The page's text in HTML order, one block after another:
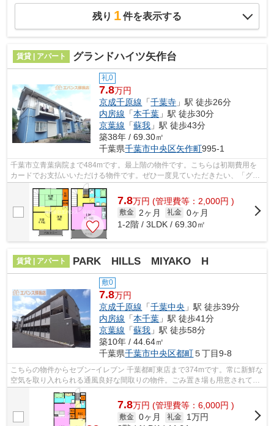
残り 1件を表示する
賃貸 | アパート グランドハイツ⽮作台
礼0
7.8万円
京成千原線 「千葉寺 」駅 徒歩26分
内房線 「本千葉 」駅 徒歩30分
京葉線 「蘇我 」駅 徒歩43分
築38年 / 69.30㎡
千葉県千葉市中央区矢作町995-1
千葉市立青葉病院まで484mです。最上階の物件です。こちらは初期費用を
カードでお支払いいただける物件です。ぜひ一度見ていただきたい、「グラ
ンドハイツ⽮作台」です。私達エバンス...
7.8万円 (管理費等：2,000円 )
敷金 2ヶ月 礼金 0ヶ月
1-2階 / 3LDK / 69.30㎡
賃貸 | アパート PARK HILLS MIYAKO H
敷0
7.8万円
京成千原線 「千葉中央 」駅 徒歩39分
内房線 「本千葉 」駅 徒歩41分
京葉線 「蘇我 」駅 徒歩58分
築10年 / 44.64㎡
千葉県千葉市中央区都町５丁目9-8
こちらの物件からセブン−イレブン 千葉都町東店まで374mです。常に新鮮な
空気を取り入れられる通風良好な間取りの物件。ごみ置き場も用意されてお
り、通勤前などにごみ捨て可能です。...
7.8万円 (管理費等：6,000円 )
敷金 0ヶ月 礼金
1万円